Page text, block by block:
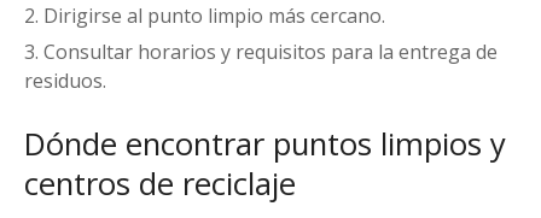
Dirigirse al punto limpio más cercano.
Consultar horarios y requisitos para la entrega de
residuos.
Dónde encontrar puntos limpios y
centros de reciclaje